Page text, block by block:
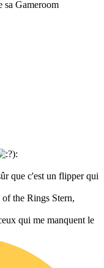
que c'est un flipper qui
the Rings Stern,
qui me manquent le